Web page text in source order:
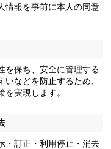
情報を事前に本人の同意
を保ち、安全に管理する
などを防止するため、
実現します。
・訂正・利用停止・消去